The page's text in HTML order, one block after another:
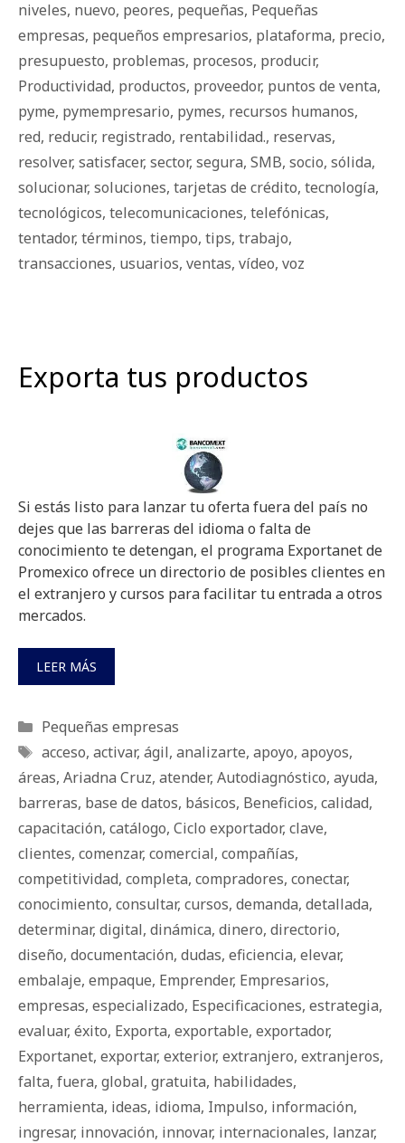
niveles, nuevo, peores, pequeñas, Pequeñas
empresas, pequeños empresarios, plataforma, precio,
presupuesto, problemas, procesos, producir,
Productividad, productos, proveedor, puntos de venta,
pyme, pymempresario, pymes, recursos humanos,
red, reducir, registrado, rentabilidad., reservas,
resolver, satisfacer, sector, segura, SMB, socio, sólida,
solucionar, soluciones, tarjetas de crédito, tecnología,
tecnológicos, telecomunicaciones, telefónicas,
tentador, términos, tiempo, tips, trabajo,
transacciones, usuarios, ventas, vídeo, voz
Exporta tus productos
Si estás listo para lanzar tu oferta fuera del país no
dejes que las barreras del idioma o falta de
conocimiento te detengan, el programa Exportanet de
Promexico ofrece un directorio de posibles clientes en
el extranjero y cursos para facilitar tu entrada a otros
mercados.
LEER MÁS
Categorías
Pequeñas empresas
Etiquetas
acceso, activar, ágil, analizarte, apoyo, apoyos,
áreas, Ariadna Cruz, atender, Autodiagnóstico, ayuda,
barreras, base de datos, básicos, Beneficios, calidad,
capacitación, catálogo, Ciclo exportador, clave,
clientes, comenzar, comercial, compañías,
competitividad, completa, compradores, conectar,
conocimiento, consultar, cursos, demanda, detallada,
determinar, digital, dinámica, dinero, directorio,
diseño, documentación, dudas, eficiencia, elevar,
embalaje, empaque, Emprender, Empresarios,
empresas, especializado, Especificaciones, estrategia,
evaluar, éxito, Exporta, exportable, exportador,
Exportanet, exportar, exterior, extranjero, extranjeros,
falta, fuera, global, gratuita, habilidades,
herramienta, ideas, idioma, Impulso, información,
ingresar, innovación, innovar, internacionales, lanzar,